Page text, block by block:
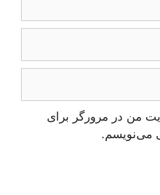
من در مرورگر برای
می‌نویسم.